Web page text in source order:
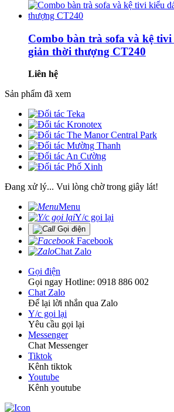
Combo bàn trà sofa và kệ
giản thời thượng CT240
Liên hệ
Sản phẩm đã xem
Đang xử lý... Vui lòng chờ trong giây lát!
Menu
Y/c gọi lại
Gọi điện
Facebook
Chat Zalo
Gọi điện
Gọi ngay Hotline: 0918 886 002
Chat Zalo
Để lại lời nhắn qua Zalo
Y/c gọi lại
Yêu cầu gọi lại
Messenger
Chat Messenger
Tiktok
Kênh tiktok
Youtube
Kênh youtube